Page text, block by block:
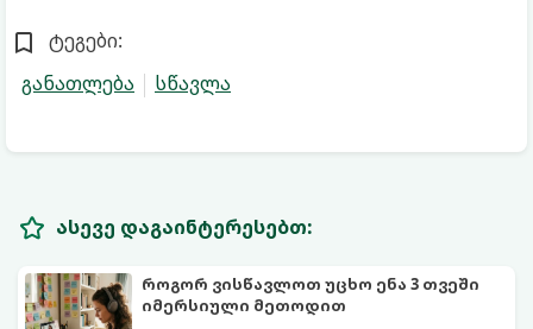
ტეგები:
განათლება
სწავლა
ასევე დაგაინტერესებთ:
როგორ ვისწავლოთ უცხო ენა 3 თვეში
იმერსიული მეთოდით